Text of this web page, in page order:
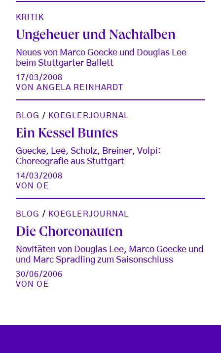
KRITIK
Ungeheuer und Nachtalben
Neues von Marco Goecke und Douglas Lee
beim Stuttgarter Ballett
17/03/2008
VONANGELA REINHARDT
BLOG / KOEGLERJOURNAL
Ein Kessel Buntes
Goecke, Lee, Scholz, Breiner, Volpi:
Choreografie aus Stuttgart
14/03/2008
VONOE
BLOG / KOEGLERJOURNAL
Die Choreonauten
Novitäten von Douglas Lee, Marco Goecke und
und Marc Spradling zum Saisonschluss
30/06/2006
VONOE